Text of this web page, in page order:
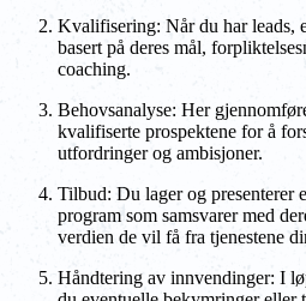
Kvalifisering: Når du har leads,
basert på deres mål,
coaching.
Behovsanalyse: Her
kvalifiserte prospektene for å
utfordringer og ambisjoner.
Tilbud: Du lager og presenterer
program som samsvarer med
verdien de vil få fra tjenestene
Håndtering av innvendinger: I